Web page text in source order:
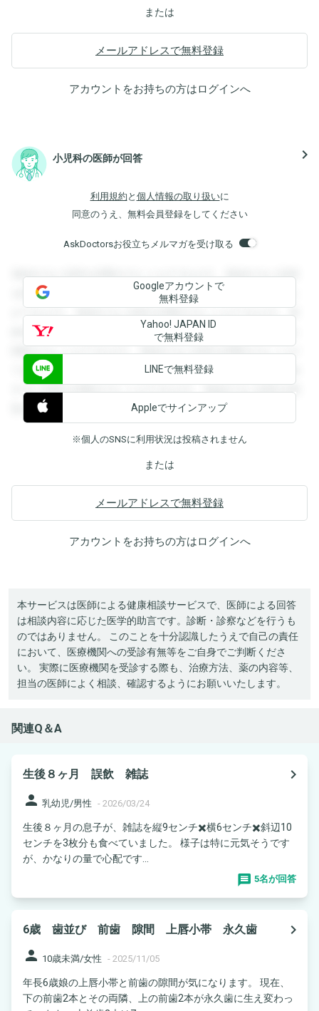
または
メールアドレスで無料登録
アカウントをお持ちの方はログインへ
小児科の医師が回答 navigate_next
利用規約 と 個人情報の取り扱いに
同意のうえ、無料会員登録をしてください
AskDoctorsお役立ちメルマガを受け取る
登録すると回答を閲覧することができます。登録すると回答
を閲覧することができます。登録すると回答を閲覧すること
ができます。登録すると回答を閲覧することができます。登
録すると回答を閲覧することができます。登録すると回答を
閲覧することができます。登録すると回答を閲覧することが
できます。登録すると回答を閲覧することができます。登録
すると回答を閲覧することができます。登録すると回答を閲
覧することができます。
Googleアカウントで
無料登録
Yahoo! JAPAN ID
で無料登録
LINEで無料登録
Appleでサインアップ
※個人のSNSに利用状況は投稿されません
または
メールアドレスで無料登録
アカウントをお持ちの方はログインへ
本サービスは医師による健康相談サービスで、医師による回答
は相談内容に応じた医学的助言です。診断・診察などを行うも
のではありません。 このことを十分認識したうえで自己の責任
において、医療機関への受診有無等をご自身でご判断くださ
い。 実際に医療機関を受診する際も、治療方法、薬の内容等、
担当の医師によく相談、確認するようにお願いいたします。
関連Q＆A
生後８ヶ月 誤飲 雑誌
navigate_next
person 乳幼児/男性 - 2026/03/24
生後８ヶ月の息子が、雑誌を縦9センチ✖️横6センチ✖️斜辺10
センチを3枚分も食べていました。 様子は特に元気そうです
が、かなりの量で心配です...
5名が回答
6歳 歯並び 前歯 隙間 上唇小帯 永久歯
navigate_next
person 10歳未満/女性 - 2025/11/05
年長6歳娘の上唇小帯と前歯の隙間が気になります。 現在、
下の前歯2本とその両隣、上の前歯2本が永久歯に生え変わっ